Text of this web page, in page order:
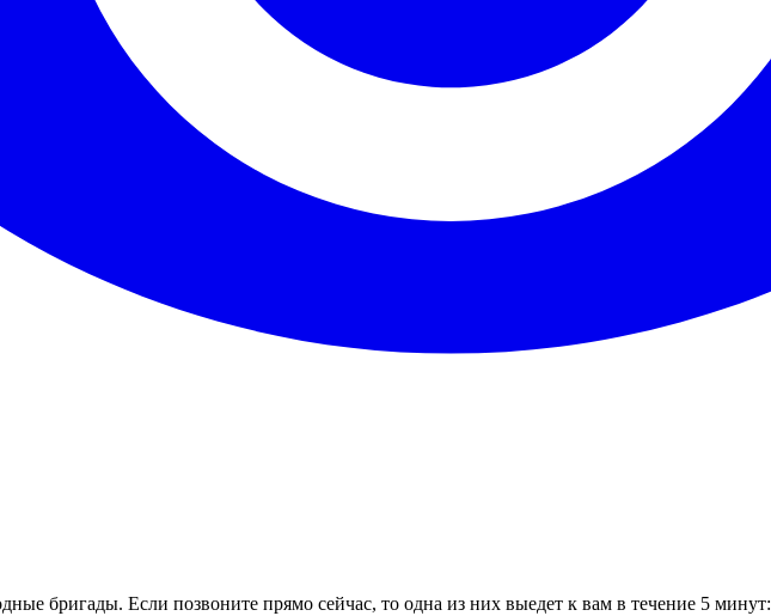
бригады. Если позвоните прямо сейчас, то одна из них выедет к вам в течение 5 минут: